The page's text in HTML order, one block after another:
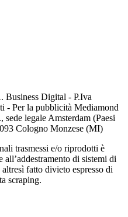
Business Digital - P.Iva
- Per la pubblicità Mediamond
legale Amsterdam (Paesi
Cologno Monzese (MI)
trasmessi e/o riprodotti è
di sistemi di
fatto divieto espresso di
scraping.